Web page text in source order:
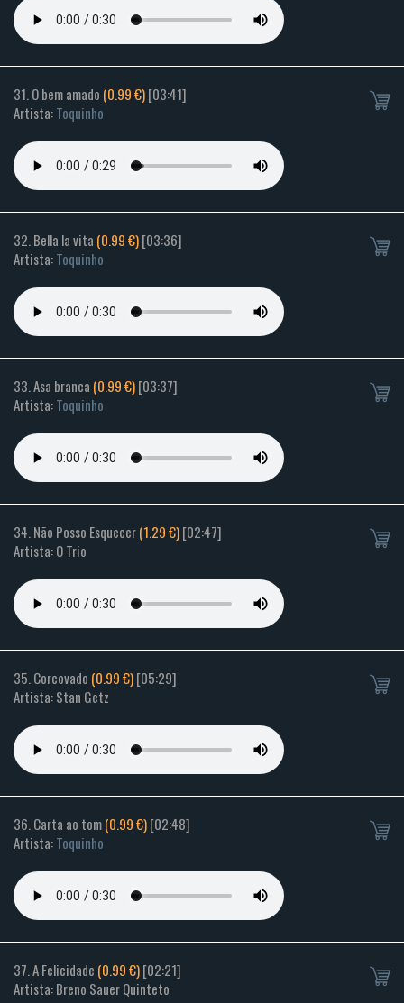
31. O bem amado (0.99 €)[03:41]
Artista:Toquinho
32. Bella la vita (0.99 €)[03:36]
Artista:Toquinho
33. Asa branca (0.99 €)[03:37]
Artista:Toquinho
34. Não Posso Esquecer(1.29 €)[02:47]
Artista: O Trio
35. Corcovado (0.99 €)[05:29]
Artista: Stan Getz
36. Carta ao tom(0.99 €)[02:48]
Artista:Toquinho
37. A Felicidade (0.99 €)[02:21]
Artista: Breno Sauer Quinteto